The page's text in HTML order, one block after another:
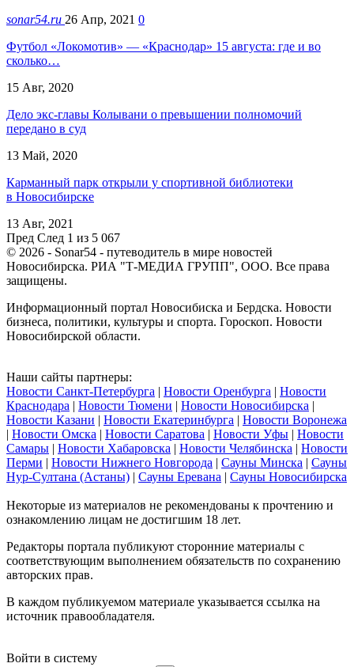
sonar54.ru 26 Апр, 2021 0
Футбол «Локомотив» — «Краснодар» 15 августа: где и во
сколько…
15 Авг, 2020
Дело экс-главы Колывани о превышении полномочий
передано в суд
13 Май, 2020
Карманный парк открыли у спортивной библиотеки
в Новосибирске
13 Авг, 2021
Пред След 1 из 5 067
© 2026 - Sonar54 - путеводитель в мире новостей
Новосибирска. РИА "Т-МЕДИА ГРУПП", ООО. Все права
защищены.
Информационный портал Новосибиска и Бердска. Новости
бизнеса, политики, культуры и спорта. Гороскоп. Новости
Новосибирской области.
Наши сайты партнеры:
Новости Санкт-Петербурга | Новости Оренбурга | Новости
Краснодара | Новости Тюмени | Новости Новосибирска |
Новости Казани | Новости Екатеринбурга | Новости Воронежа
| Новости Омска | Новости Саратова | Новости Уфы | Новости
Самары | Новости Хабаровска | Новости Челябинска | Новости
Перми | Новости Нижнего Новгорода | Сауны Минска | Сауны
Нур-Султана (Астаны) | Сауны Еревана | Сауны Новосибирска
Некоторые из материалов не рекомендованы к прочтению и
ознакомлению лицам не достигшим 18 лет.
Редакторы портала публикуют сторонние материалы с
соответствующим выполнением обязательств по сохранению
авторских прав.
В каждом публикуемом материале указывается ссылка на
источник правообладателя.
Войти в систему